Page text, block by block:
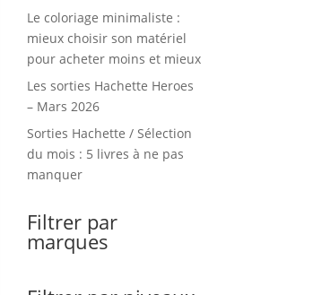
Le coloriage minimaliste :
mieux choisir son matériel
pour acheter moins et mieux
Les sorties Hachette Heroes
– Mars 2026
Sorties Hachette / Sélection
du mois : 5 livres à ne pas
manquer
Filtrer par
marques